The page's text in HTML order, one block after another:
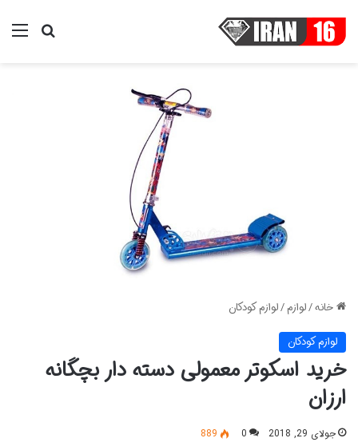
خانه/لوازم/لوازم کودکان
لوازم کودکان
خرید اسکوتر معمولی دسته دار بچگانه
ارزان
جولای 29, 2018 0
889